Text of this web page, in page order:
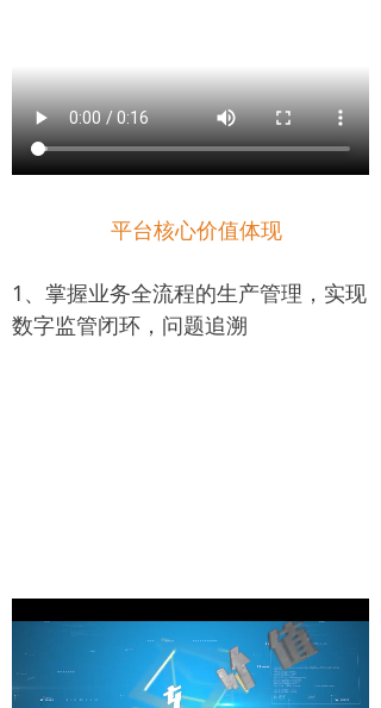
平台核心价值体现
1、掌握业务全流程的生产管理，实现
数字监管闭环，问题追溯